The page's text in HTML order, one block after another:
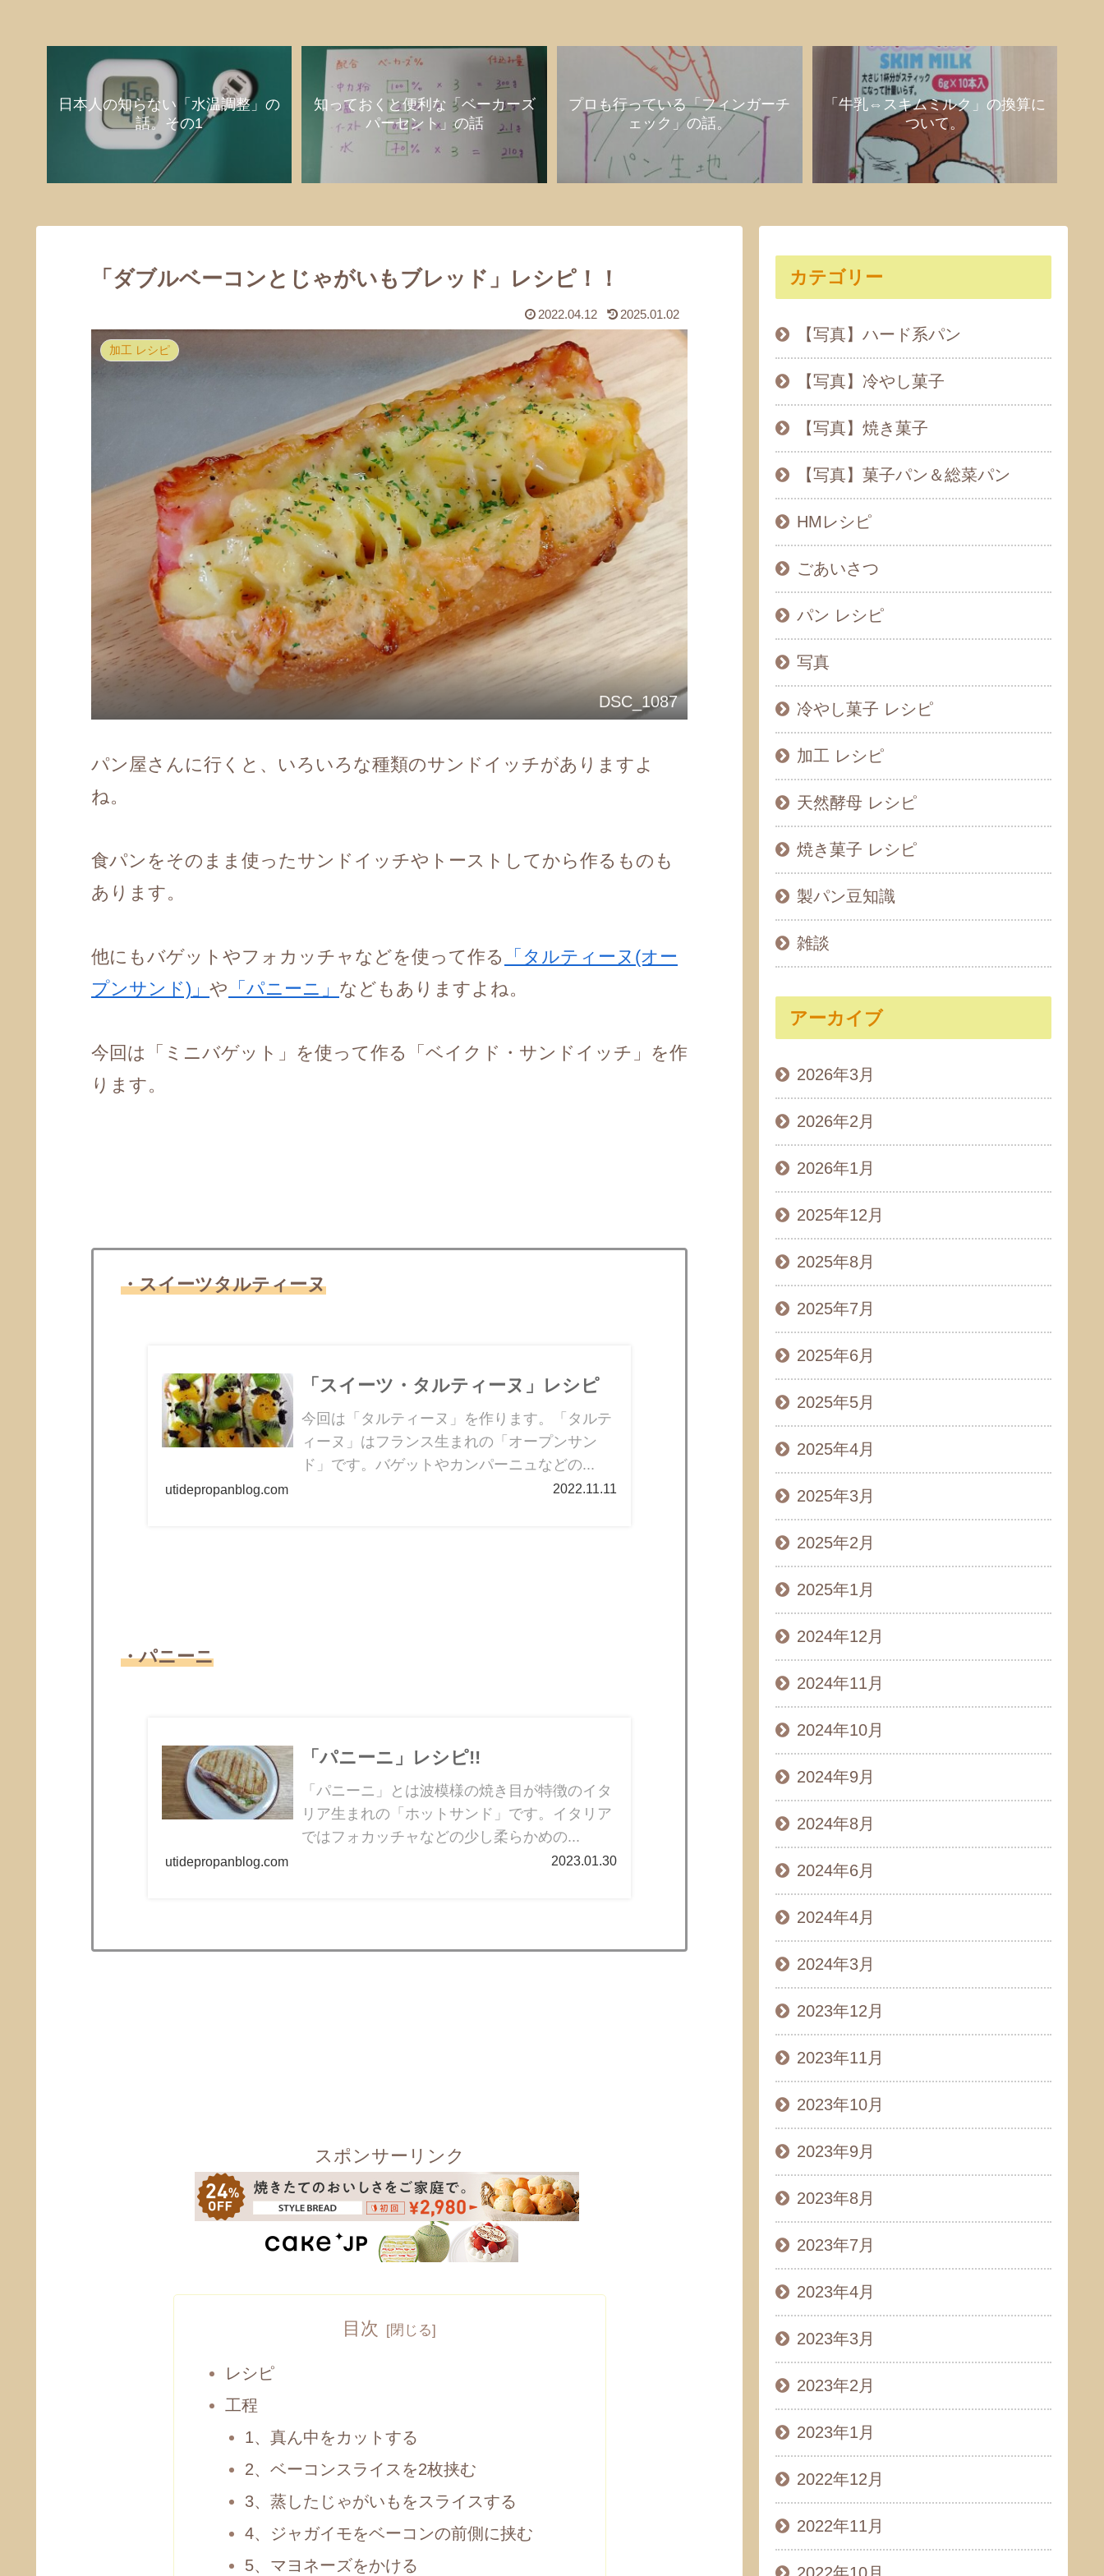
日本人の知らない「水温調整」の
話。その1
知っておくと便利な「ベーカーズ
パーセント」の話
プロも行っている「フィンガーチ
ェック」の話。
「牛乳⇔スキムミルク」の換算に
ついて。
「ダブルベーコンとじゃがいもブレッド」レシピ！！
2022.04.12 2025.01.02
加工 レシピ
DSC_1087
パン屋さんに行くと、いろいろな種類のサンドイッチがありますよ
ね。
食パンをそのまま使ったサンドイッチやトーストしてから作るものも
あります。
他にもバゲットやフォカッチャなどを使って作る
「タルティーヌ(オー
プンサンド)」 や 「パニーニ」 などもありますよね。
今回は「ミニバゲット」を使って作る「ベイクド・サンドイッチ」を作
ります。
・スイーツタルティーヌ
「スイーツ・タルティーヌ」レシピ
今回は「タルティーヌ」を作ります。「タルテ
ィーヌ」はフランス生まれの「オープンサン
ド」です。バゲットやカンパーニュなどの...
utidepropanblog.com 2022.11.11
・パニーニ
「パニーニ」レシピ!!
「パニーニ」とは波模様の焼き目が特徴のイタ
リア生まれの「ホットサンド」です。イタリア
ではフォカッチャなどの少し柔らかめの...
utidepropanblog.com 2023.01.30
スポンサーリンク
目次
レシピ
工程
1、真ん中をカットする
2、ベーコンスライスを2枚挟む
3、蒸したじゃがいもをスライスする
4、ジャガイモをベーコンの前側に挟む
5、マヨネーズをかける
カテゴリー
【写真】ハード系パン
【写真】冷やし菓子
【写真】焼き菓子
【写真】菓子パン＆総菜パン
HMレシピ
ごあいさつ
パン レシピ
写真
冷やし菓子 レシピ
加工 レシピ
天然酵母 レシピ
焼き菓子 レシピ
製パン豆知識
雑談
アーカイブ
2026年3月
2026年2月
2026年1月
2025年12月
2025年8月
2025年7月
2025年6月
2025年5月
2025年4月
2025年3月
2025年2月
2025年1月
2024年12月
2024年11月
2024年10月
2024年9月
2024年8月
2024年6月
2024年4月
2024年3月
2023年12月
2023年11月
2023年10月
2023年9月
2023年8月
2023年7月
2023年4月
2023年3月
2023年2月
2023年1月
2022年12月
2022年11月